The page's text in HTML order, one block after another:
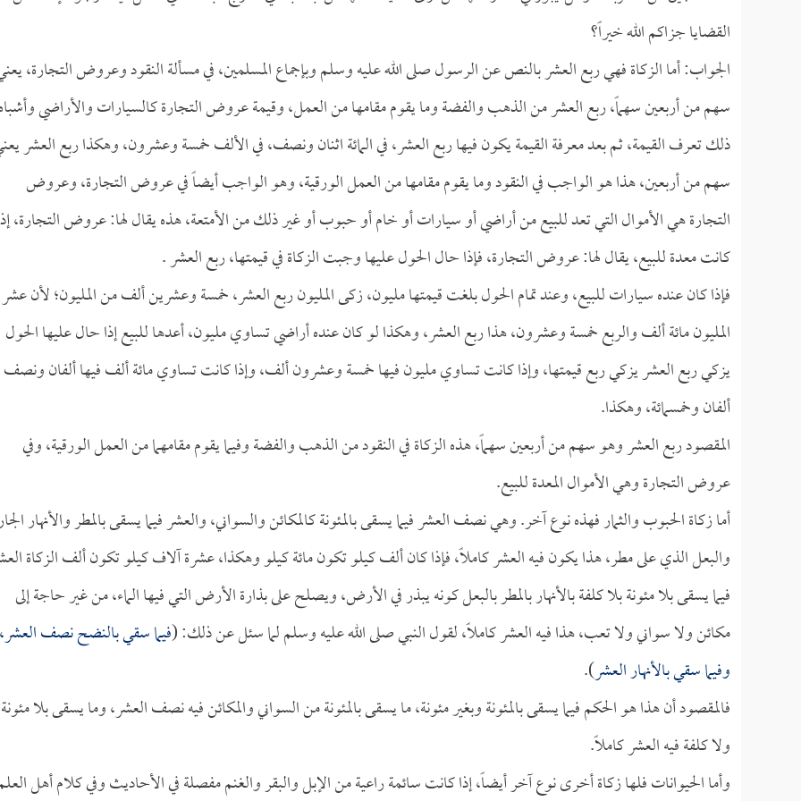
القضايا جزاكم الله خيراً؟
الجواب: أما الزكاة فهي ربع العشر بالنص عن الرسول صلى الله عليه وسلم وبإجماع المسلمين، في مسألة النقود وعروض التجارة،
سهم من أربعين سهماً، ربع العشر من الذهب والفضة وما يقوم مقامها من العمل، وقيمة عروض التجارة كالسيارات والأراضي
ذلك تعرف القيمة، ثم بعد معرفة القيمة يكون فيها ربع العشر، في المائة اثنان ونصف، في الألف خمسة وعشرون، وهكذا ربع العشر
سهم من أربعين، هذا هو الواجب في النقود وما يقوم مقامها من العمل الورقية، وهو الواجب أيضاً في عروض التجارة، وعروض
التجارة هي الأموال التي تعد للبيع من أراضي أو سيارات أو خام أو حبوب أو غير ذلك من الأمتعة، هذه يقال لها: عروض التجارة،
كانت معدة للبيع، يقال لها: عروض التجارة، فإذا حال الحول عليها وجبت الزكاة في قيمتها، ربع العشر .
فإذا كان عنده سيارات للبيع، وعند تمام الحول بلغت قيمتها مليون، زكى المليون ربع العشر، خمسة وعشرين ألف من المليون؛ لأن عشر
المليون مائة ألف والربع خمسة وعشرون، هذا ربع العشر، وهكذا لو كان عنده أراضي تساوي مليون، أعدها للبيع إذا حال عليها الحول
يزكي ربع العشر يزكي ربع قيمتها، وإذا كانت تساوي مليون فيها خمسة وعشرون ألف، وإذا كانت تساوي مائة ألف فيها ألفان ونصف
ألفان وخمسمائة، وهكذا.
المقصود ربع العشر وهو سهم من أربعين سهماً، هذه الزكاة في النقود من الذهب والفضة وفيما يقوم مقامهما من العمل الورقية، وفي
عروض التجارة وهي الأموال المعدة للبيع.
أما زكاة الحبوب والثمار فهذه نوع آخر. وهي نصف العشر فيما يسقى بالمئونة كالمكائن والسواني، والعشر فيما يسقى بالمطر والأنهار
والبعل الذي على مطر، هذا يكون فيه العشر كاملاً، فإذا كان ألف كيلو تكون مائة كيلو وهكذا، عشرة آلاف كيلو تكون ألف الزكاة
فيما يسقى بلا مئونة بلا كلفة بالأنهار بالمطر بالبعل كونه يبذر في الأرض، ويصلح على بذارة الأرض التي فيها الماء، من غير حاجة إلى
مكائن ولا سواني ولا تعب، هذا فيه العشر كاملاً، لقول النبي صلى الله عليه وسلم لما سئل عن ذلك: (فيما سقي بالنضح نصف
وفيما سقي بالأنهار العشر).
فالمقصود أن هذا هو الحكم فيما يسقى بالمئونة وبغير مئونة، ما يسقى بالمئونة من السواني والمكائن فيه نصف العشر، وما يسقى بلا مئونة
ولا كلفة فيه العشر كاملاً.
وأما الحيوانات فلها زكاة أخرى نوع آخر أيضاً، إذا كانت سائمة راعية من الإبل والبقر والغنم مفصلة في الأحاديث وفي كلام أهل